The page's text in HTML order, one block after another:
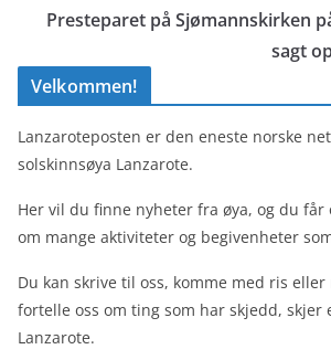
Presteparet på Sjømannskirken
sagt
Velkommen!
Lanzaroteposten er den eneste norske
solskinnsøya Lanzarote.
Her vil du finne nyheter fra øya, og du får
om mange aktiviteter og begivenheter
Du kan skrive til oss, komme med ris eller
fortelle oss om ting som har skjedd, skjer
Lanzarote.